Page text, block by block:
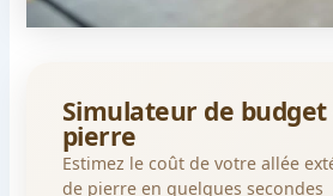
Simulateur de
pierre
Estimez le coût de votre allée
de pierre en quelques secondes